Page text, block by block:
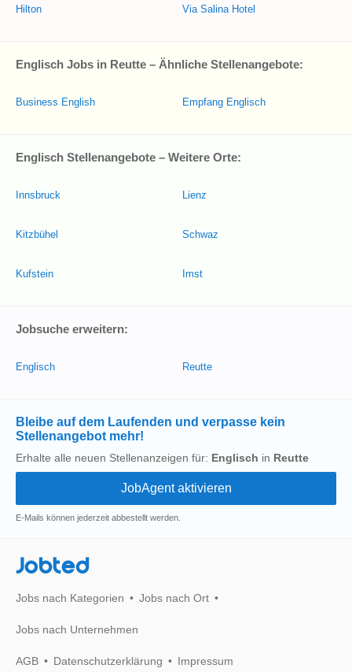
Hilton Via Salina Hotel
Englisch Jobs in Reutte – Ähnliche Stellenangebote:
Business English Empfang Englisch
Englisch Stellenangebote – Weitere Orte:
Innsbruck
Kitzbühel
Kufstein
Lienz
Schwaz
Imst
Jobsuche erweitern:
Englisch Reutte
Bleibe auf dem Laufenden und verpasse kein
Stellenangebot mehr!
Erhalte alle neuen Stellenanzeigen für: Englisch in Reutte
E-Mails können jederzeit abbestellt werden.
Jobted
Jobs nach Kategorien Jobs nach Ort
Jobs nach Unternehmen
AGB Datenschutzerklärung Impressum